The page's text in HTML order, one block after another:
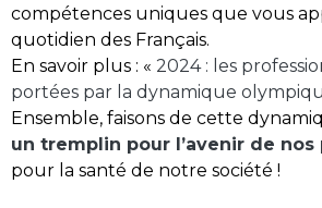
compétences uniques que vous
quotidien des Français.
En savoir plus : « 2024 : les
portées par la dynamique
Ensemble, faisons de cette
un tremplin pour l’avenir de nos
pour la santé de notre société !